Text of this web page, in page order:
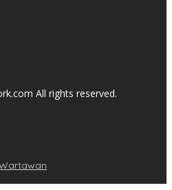
All rights reserved.